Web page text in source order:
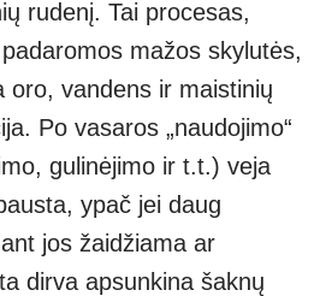
rudenį. Tai procesas,
mažos skylutės,
oro, vandens ir maistinių
Po vasaros „naudojimo“
gulinėjimo ir t.t.) veja
ypač jei daug
jos žaidžiama ar
dirva apsunkina šaknų